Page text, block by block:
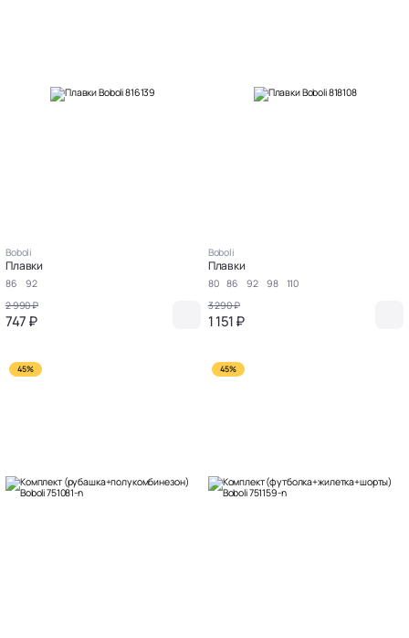
Boboli
Плавки
86
92
2 990 ₽
747 ₽
Boboli
Плавки
80 86 92 98
110
3 290 ₽
1 151 ₽
45% 45%